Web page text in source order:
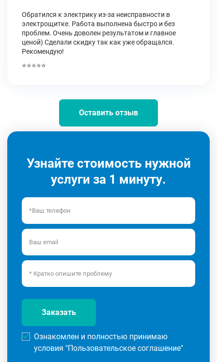
Обратился к электрику из-за неисправности в
электрощитке. Работа выполнена быстро и без
проблем. Очень доволен результатом и главное
ценой) Сделали скидку так как уже обращался.
Рекомендую!
⭐⭐⭐⭐⭐
Оставить отзыв
Узнайте стоимость нужной
услуги за 1 минуту.
Заказать
Ознакомлен и полностью принимаю
условия "Пользовательское соглашение"